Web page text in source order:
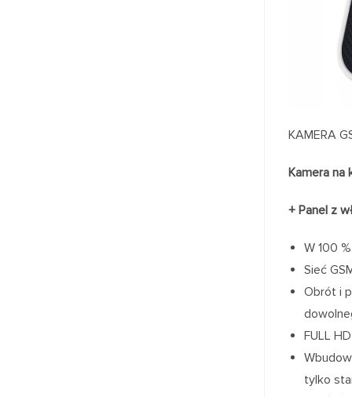
KAMERA
Kamera na
+ Panel z
W 100
Sieć
Obrót i
FULL
tylko